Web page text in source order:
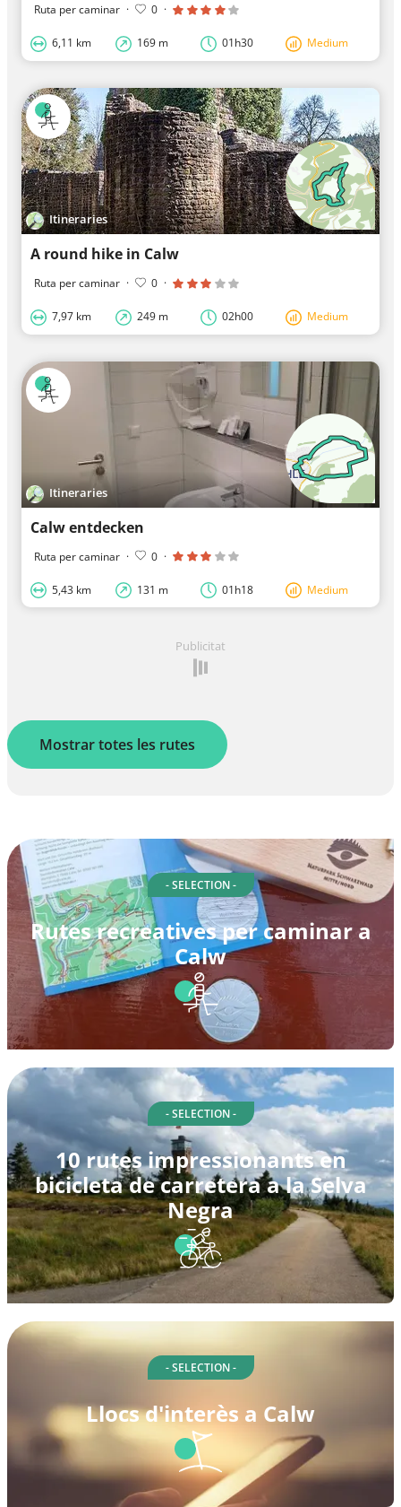
Ruta per caminar · 0 ·
6,11 km 169 m 01h30 Medium
Itineraries
A round hike in Calw
Ruta per caminar · 0 ·
7,97 km 249 m 02h00 Medium
Itineraries
Calw entdecken
Ruta per caminar · 0 ·
5,43 km 131 m 01h18 Medium
Publicitat
Mostrar totes les rutes
- SELECTION -
Rutes recreatives per caminar a
Calw
- SELECTION -
10 rutes impressionants en
bicicleta de carretera a la Selva
Negra
- SELECTION -
Llocs d'interès a Calw